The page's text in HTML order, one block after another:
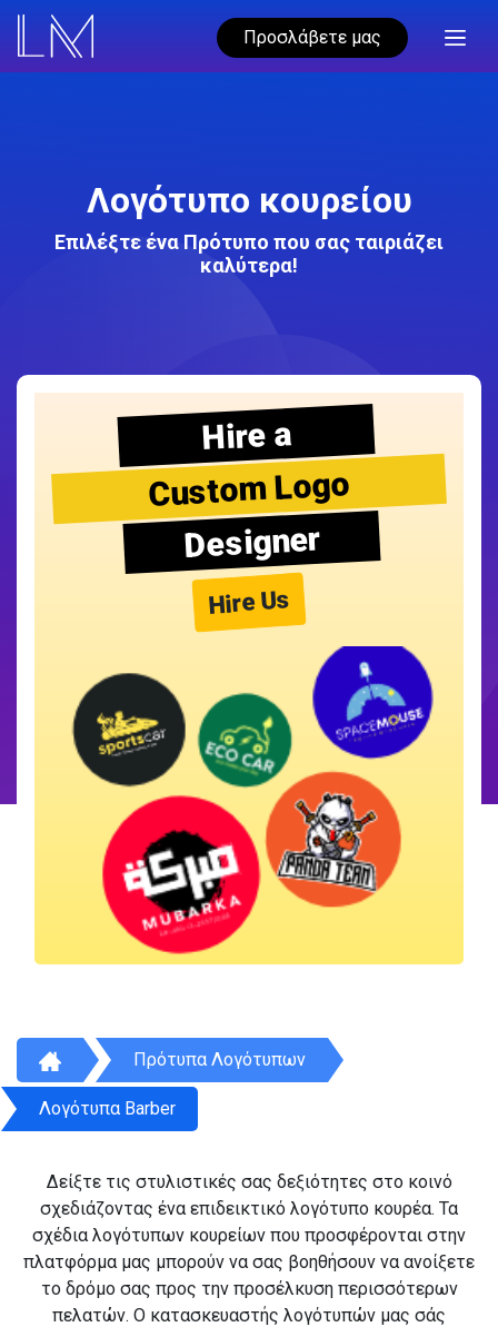
Προσλάβετε μας
Λογότυπο κουρείου
Επιλέξτε ένα Πρότυπο που σας ταιριάζει
καλύτερα!
Hire a
Custom Logo
Designer
Hire Us
Πρότυπα Λογότυπων
Λογότυπα Barber
Δείξτε τις στυλιστικές σας δεξιότητες στο κοινό
σχεδιάζοντας ένα επιδεικτικό λογότυπο κουρέα. Τα
σχέδια λογότυπων κουρείων που προσφέρονται στην
πλατφόρμα μας μπορούν να σας βοηθήσουν να ανοίξετε
το δρόμο σας προς την προσέλκυση περισσότερων
πελατών. Ο κατασκευαστής λογότυπών μας σάς